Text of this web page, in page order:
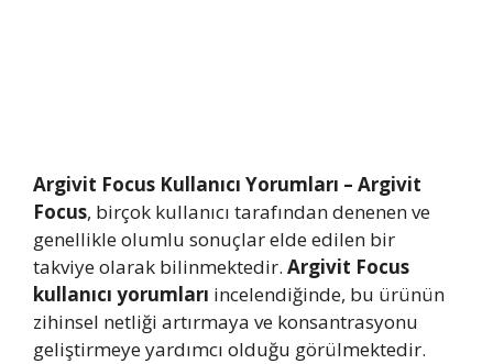
Argivit Focus Kullanıcı Yorumları – Argivit
Focus, birçok kullanıcı tarafından denenen ve
genellikle olumlu sonuçlar elde edilen bir
takviye olarak bilinmektedir. Argivit Focus
kullanıcı yorumları incelendiğinde, bu ürünün
zihinsel netliği artırmaya ve konsantrasyonu
geliştirmeye yardımcı olduğu görülmektedir.